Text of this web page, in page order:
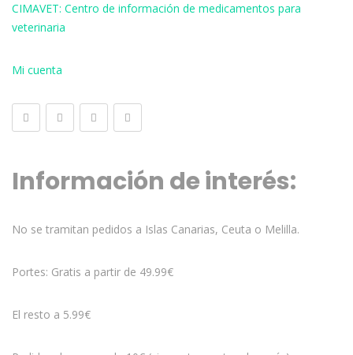
CIMAVET: Centro de información de medicamentos para
veterinaria
Mi cuenta
Información de interés:
No se tramitan pedidos a Islas Canarias, Ceuta o Melilla.
Portes: Gratis a partir de 49.99€
El resto a 5.99€